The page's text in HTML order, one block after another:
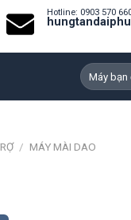
Hotline: 0903 570
Search
for:
/ MÁY MÀI DAO